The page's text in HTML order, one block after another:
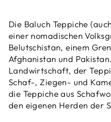
Die Baluch Teppiche
einer nomadischen
Belutschistan, einem
Afghanistan und Pakistan.
Landwirtschaft, der
Schaf-, Ziegen- und
die Teppiche aus
den eigenen Herden der